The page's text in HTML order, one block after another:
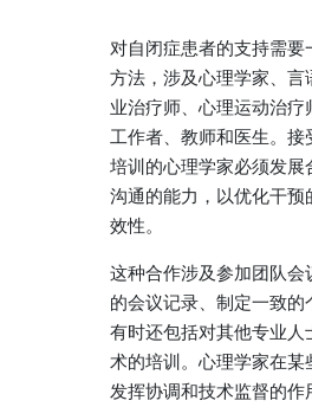
对自闭症患者的支持需要
方法，涉及心理学家、言
业治疗师、心理运动治疗
工作者、教师和医生。接
培训的心理学家必须发展
沟通的能力，以优化干预
效性。
这种合作涉及参加团队会
的会议记录、制定一致的
有时还包括对其他专业人
术的培训。心理学家在某
发挥协调和技术监督的作